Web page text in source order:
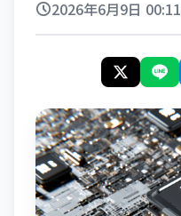
2026年6月9日 00:11